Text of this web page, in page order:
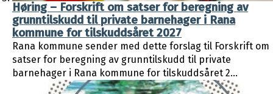
Høring – Forskrift om satser for beregning av
grunntilskudd til private barnehager i Rana
kommune for tilskuddsåret 2027
Rana kommune sender med dette forslag til Forskrift om
satser for beregning av grunntilskudd til private
barnehager i Rana kommune for tilskuddsåret 2...